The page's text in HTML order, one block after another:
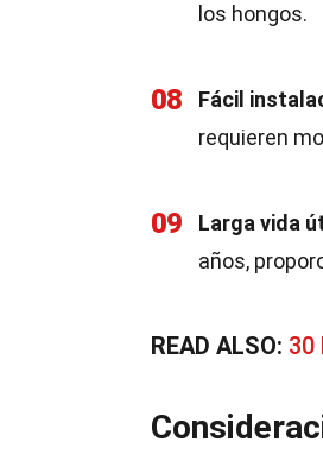
los hongos.
08 Fácil
requieren
09 Larga vida
años,
READ ALSO: 30